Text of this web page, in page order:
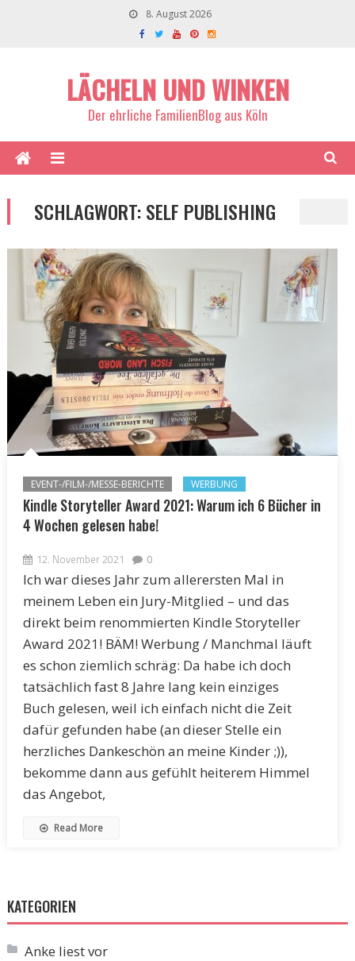
8. August 2026
LÄCHELN UND WINKEN
Der ehrliche FamilienBlog aus Köln
SCHLAGWORT:SELF PUBLISHING
EVENT-/FILM-/MESSE-BERICHTE WERBUNG
Kindle Storyteller Award 2021: Warum ich 6 Bücher in
4 Wochen gelesen habe!
12. November 2021 0
Ich war dieses Jahr zum allerersten Mal in
meinem Leben ein Jury-Mitglied – und das
direkt beim renommierten Kindle Storyteller
Award 2021! BÄM! Werbung / Manchmal läuft
es schon ziemlich schräg: Da habe ich doch
tatsächlich fast 8 Jahre lang kein einziges
Buch gelesen, weil ich einfach nicht die Zeit
dafür gefunden habe (an dieser Stelle ein
herzliches Dankeschön an meine Kinder ;)),
bekomme dann aus gefühlt heiterem Himmel
das Angebot,
Read More
KATEGORIEN
Anke liest vor